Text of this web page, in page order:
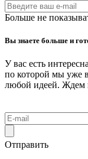
Больше не
Вы знаете больше и
У вас есть
по которой мы уже
любой идеей. Ждем
Отправить